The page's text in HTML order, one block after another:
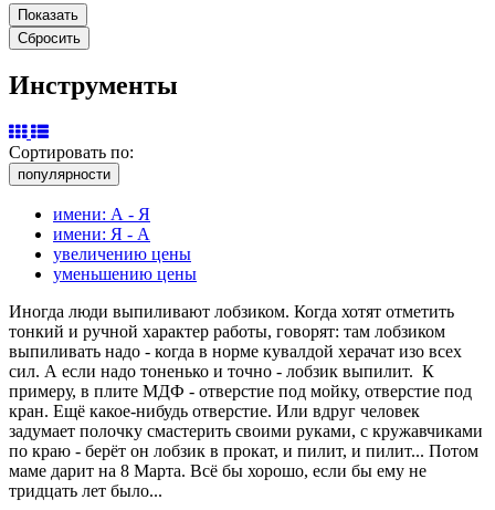
Инструменты
Сортировать по:
популярности
имени: А - Я
имени: Я - А
увеличению цены
уменьшению цены
Иногда люди выпиливают лобзиком. Когда хотят отметить
тонкий и ручной характер работы, говорят: там лобзиком
выпиливать надо - когда в норме кувалдой херачат изо всех
сил. А если надо тоненько и точно - лобзик выпилит. К
примеру, в плите МДФ - отверстие под мойку, отверстие под
кран. Ещё какое-нибудь отверстие. Или вдруг человек
задумает полочку смастерить своими руками, с кружавчиками
по краю - берёт он лобзик в прокат, и пилит, и пилит... Потом
маме дарит на 8 Марта. Всё бы хорошо, если бы ему не
тридцать лет было...